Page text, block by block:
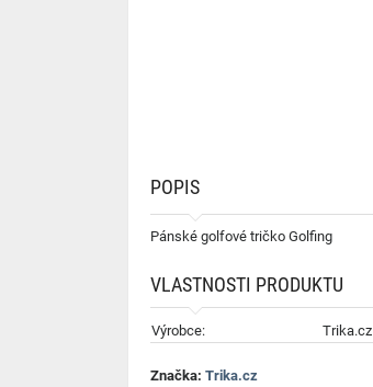
POPIS
Pánské golfové tričko Golfing
VLASTNOSTI PRODUKTU
Výrobce: Trika.cz
Značka: Trika.cz